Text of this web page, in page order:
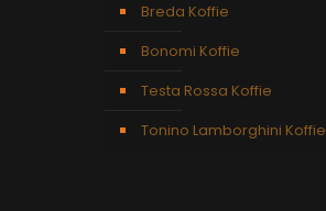
Breda Koffie
Bonomi Koffie
Testa Rossa Koffie
Tonino Lamborghini Koffie